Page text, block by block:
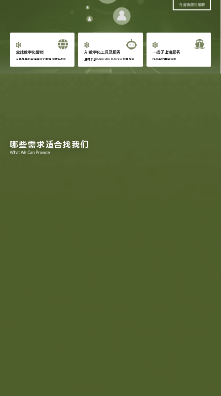
与营销顾问聊聊
全球数字化营销
为品牌提供全链路数字营销与获客方案
AI数字化工具及服务
自研 HapiClaw GEO 系统与会展营销数
字化工具
一揽子出海服务
对接全球出海资源
哪些需求适合找我们
What We Can Provide